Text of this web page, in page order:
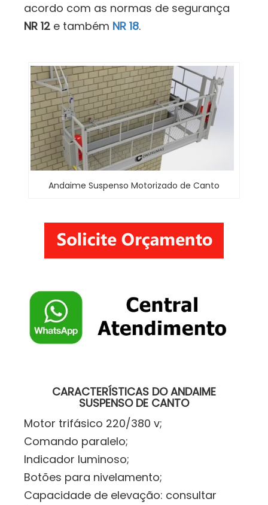
acordo com as normas de segurança
NR 12 e também NR 18.
Andaime Suspenso Motorizado de Canto
CARACTERÍSTICAS DO ANDAIME
SUSPENSO DE CANTO
Motor trifásico 220/380 v;
Comando paralelo;
Indicador luminoso;
Botões para nivelamento;
Capacidade de elevação: consultar